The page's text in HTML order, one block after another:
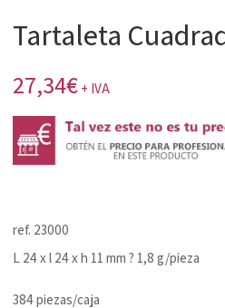
Tartaleta
27,34€ + IVA
ref. 23000
L 24 x l 24 x h 11 mm ? 1,8 g/pieza
384 piezas/caja